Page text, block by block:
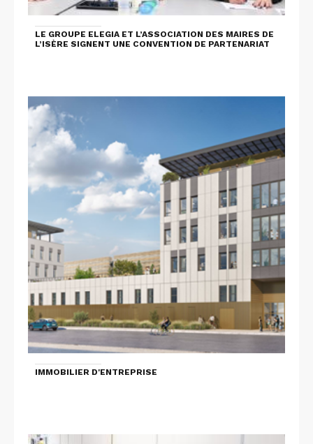
LE GROUPE ELEGIA ET L’ASSOCIATION DES MAIRES DE
L’ISÈRE SIGNENT UNE CONVENTION DE PARTENARIAT
IMMOBILIER D'ENTREPRISE